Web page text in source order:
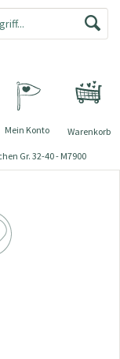
Warenkorb
Mein Konto
Gr. 32-40 - M7900